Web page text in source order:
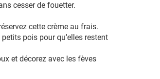
cesser de fouetter.
cette crème au frais.
pois pour qu’elles restent
et décorez avec les fèves